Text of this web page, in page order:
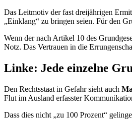
Das Leitmotiv der fast dreijährigen
„Einklang“ zu bringen seien. Für den
Wenn der nach Artikel 10 des
Notz. Das Vertrauen in die
Linke: Jede einzelne
Den Rechtsstaat in Gefahr sieht auch
Flut im Ausland erfasster
Dass dies nicht „zu 100 Prozent“